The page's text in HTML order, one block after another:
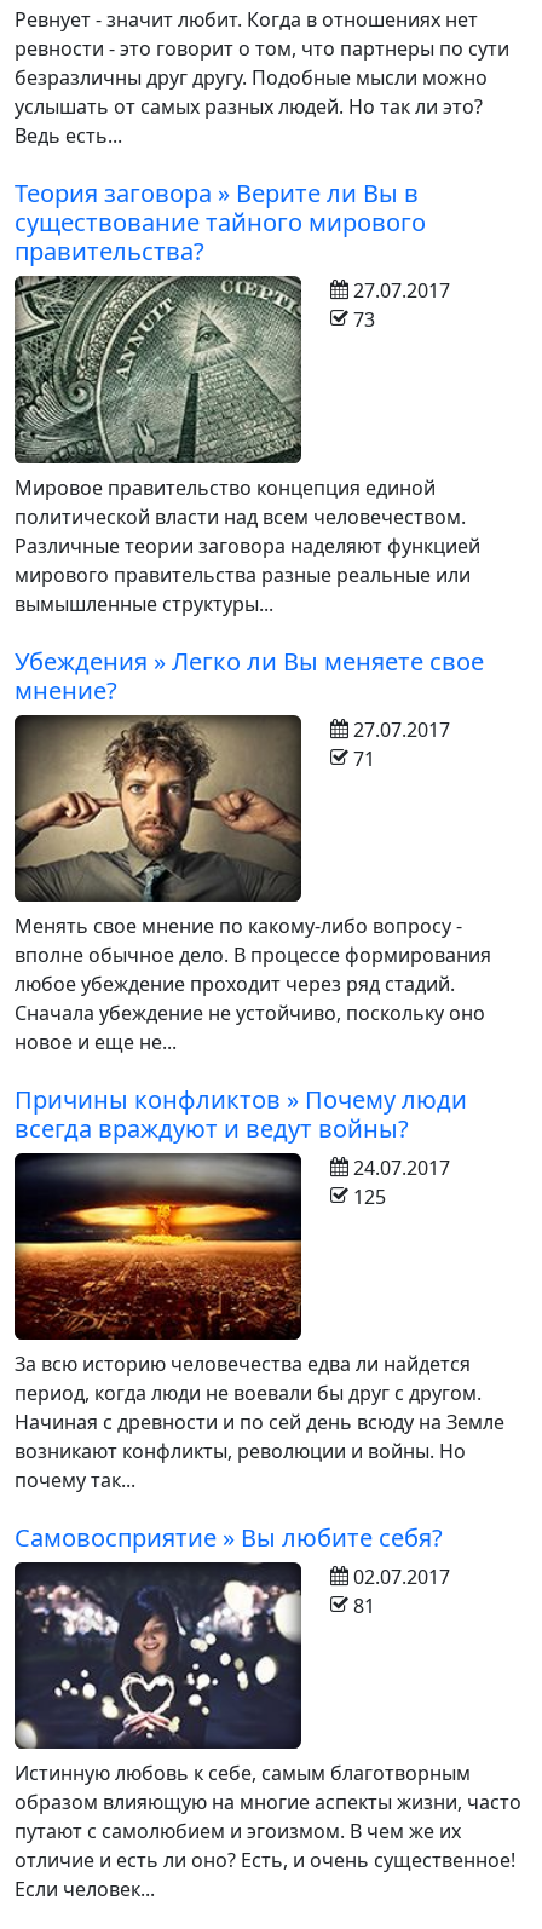
Ревнует - значит любит. Когда в отношениях нет
ревности - это говорит о том, что партнеры по сути
безразличны друг другу. Подобные мысли можно
услышать от самых разных людей. Но так ли это?
Ведь есть...
Теория заговора » Верите ли Вы в
существование тайного мирового
правительства?
Мировое правительство концепция единой
политической власти над всем человечеством.
Различные теории заговора наделяют функцией
мирового правительства разные реальные или
вымышленные структуры...
27.07.2017
73
Убеждения » Легко ли Вы меняете свое
мнение?
Менять свое мнение по какому-либо вопросу -
вполне обычное дело. В процессе формирования
любое убеждение проходит через ряд стадий.
Сначала убеждение не устойчиво, поскольку оно
новое и еще не...
27.07.2017
71
Причины конфликтов » Почему люди
всегда враждуют и ведут войны?
За всю историю человечества едва ли найдется
период, когда люди не воевали бы друг с другом.
Начиная с древности и по сей день всюду на Земле
возникают конфликты, революции и войны. Но
почему так...
24.07.2017
125
Самовосприятие » Вы любите себя?
Истинную любовь к себе, самым благотворным
образом влияющую на многие аспекты жизни, часто
путают с самолюбием и эгоизмом. В чем же их
отличие и есть ли оно? Есть, и очень существенное!
Если человек...
02.07.2017
81